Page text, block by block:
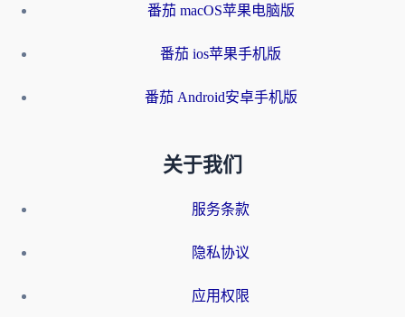
番茄 macOS苹果电脑版
番茄 ios苹果手机版
番茄 Android安卓手机版
关于我们
服务条款
隐私协议
应用权限